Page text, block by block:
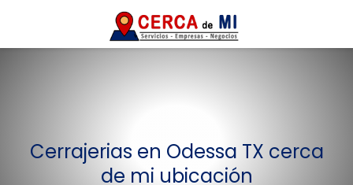
Cerrajerias en Odessa TX cerca
de mi ubicación